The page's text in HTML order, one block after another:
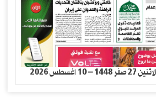
اغسطس 2026